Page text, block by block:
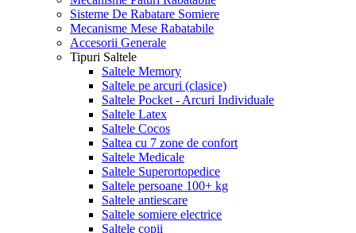
Sisteme De Rabatare Somiere
Mecanisme Mese Rabatabile
Accesorii Generale
Tipuri Saltele
Saltele Memory
Saltele pe arcuri (clasice)
Saltele Pocket - Arcuri Individuale
Saltele Latex
Saltele Cocos
Saltea cu 7 zone de confort
Saltele Medicale
Saltele Superortopedice
Saltele persoane 100+ kg
Saltele antiescare
Saltele somiere electrice
Saltele copii